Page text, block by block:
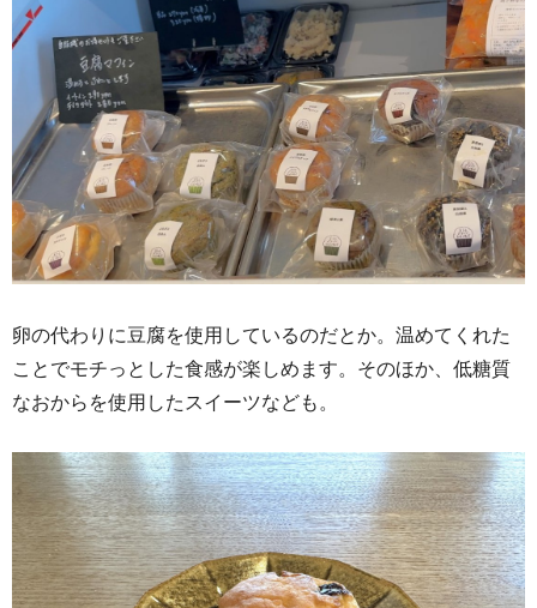
卵の代わりに豆腐を使用しているのだとか。温めてくれた
ことでモチっとした食感が楽しめます。 そのほか、低糖質
なおからを使用したスイーツなども。